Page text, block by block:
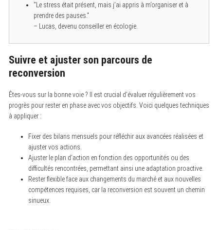
“Le stress était présent, mais j’ai appris à m’organiser et à
prendre des pauses.”
– Lucas, devenu conseiller en écologie.
Suivre et ajuster son parcours de
reconversion
Êtes-vous sur la bonne voie ? Il est crucial d’évaluer régulièrement vos
progrès pour rester en phase avec vos objectifs. Voici quelques techniques
à appliquer :
Fixer des bilans mensuels pour réfléchir aux avancées réalisées et
ajuster vos actions.
Ajuster le plan d’action en fonction des opportunités ou des
difficultés rencontrées, permettant ainsi une adaptation proactive.
Rester flexible face aux changements du marché et aux nouvelles
compétences requises, car la reconversion est souvent un chemin
sinueux.